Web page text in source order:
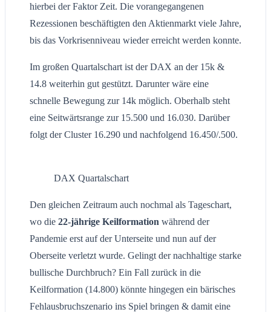
hierbei der Faktor Zeit. Die vorangegangenen
Rezessionen beschäftigten den Aktienmarkt viele Jahre,
bis das Vorkrisenniveau wieder erreicht werden konnte.
Im großen Quartalschart ist der DAX an der 15k &
14.8 weiterhin gut gestützt. Darunter wäre eine
schnelle Bewegung zur 14k möglich. Oberhalb steht
eine Seitwärtsrange zur 15.500 und 16.030. Darüber
folgt der Cluster 16.290 und nachfolgend 16.450/.500.
DAX Quartalschart
Den gleichen Zeitraum auch nochmal als Tageschart,
wo die 22-jährige Keilformation während der
Pandemie erst auf der Unterseite und nun auf der
Oberseite verletzt wurde. Gelingt der nachhaltige starke
bullische Durchbruch? Ein Fall zurück in die
Keilformation (14.800) könnte hingegen ein bärisches
Fehlausbruchszenario ins Spiel bringen & damit eine